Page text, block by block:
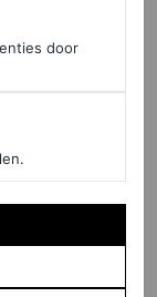
van
namelijk voor
Versace
door